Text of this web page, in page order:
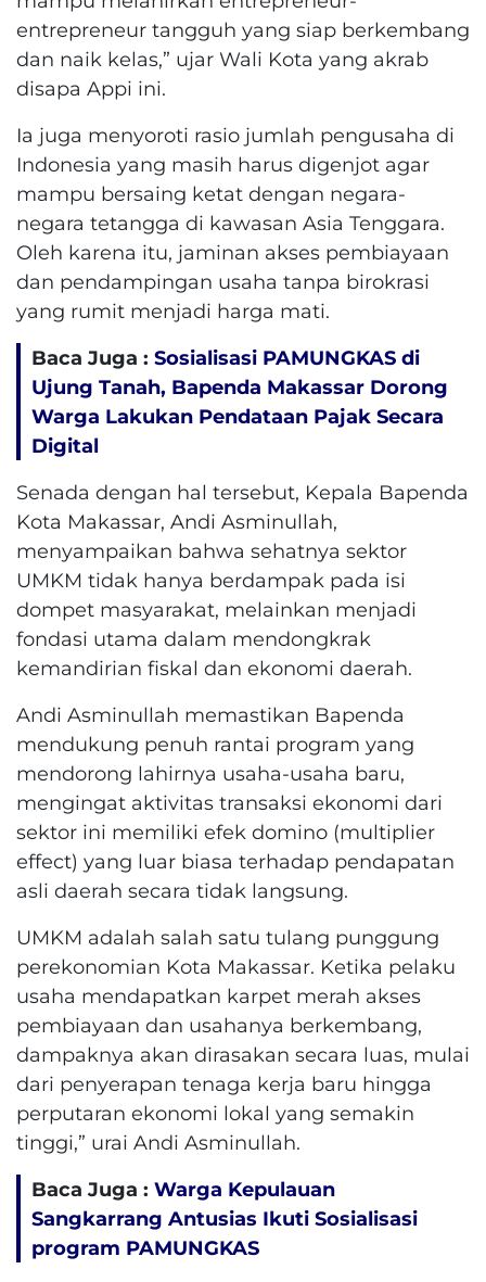
entrepreneur tangguh yang siap berkembang
dan naik kelas,” ujar Wali Kota yang akrab
disapa Appi ini.
​Ia juga menyoroti rasio jumlah pengusaha di
Indonesia yang masih harus digenjot agar
mampu bersaing ketat dengan negara-
negara tetangga di kawasan Asia Tenggara.
Oleh karena itu, jaminan akses pembiayaan
dan pendampingan usaha tanpa birokrasi
yang rumit menjadi harga mati.
Baca Juga : Sosialisasi PAMUNGKAS di
Ujung Tanah, Bapenda Makassar Dorong
Warga Lakukan Pendataan Pajak Secara
Digital
​Senada dengan hal tersebut, Kepala Bapenda
Kota Makassar, Andi Asminullah,
menyampaikan bahwa sehatnya sektor
UMKM tidak hanya berdampak pada isi
dompet masyarakat, melainkan menjadi
fondasi utama dalam mendongkrak
kemandirian fiskal dan ekonomi daerah.
​Andi Asminullah memastikan Bapenda
mendukung penuh rantai program yang
mendorong lahirnya usaha-usaha baru,
mengingat aktivitas transaksi ekonomi dari
sektor ini memiliki efek domino (multiplier
effect) yang luar biasa terhadap pendapatan
asli daerah secara tidak langsung.
UMKM adalah salah satu tulang punggung
perekonomian Kota Makassar. Ketika pelaku
usaha mendapatkan karpet merah akses
pembiayaan dan usahanya berkembang,
dampaknya akan dirasakan secara luas, mulai
dari penyerapan tenaga kerja baru hingga
perputaran ekonomi lokal yang semakin
tinggi,” urai Andi Asminullah.
Baca Juga : Warga Kepulauan
Sangkarrang Antusias Ikuti Sosialisasi
program PAMUNGKAS